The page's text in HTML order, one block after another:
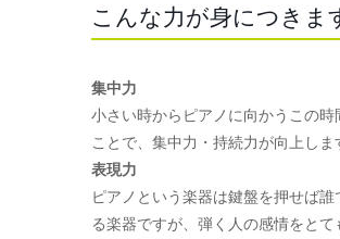
こんな力が身につきま
集中力
小さい時からピアノに向かうこの時
ことで、集中力・持続力が向上しま
表現力
ピアノという楽器は鍵盤を押せば誰
る楽器ですが、弾く人の感情をとて